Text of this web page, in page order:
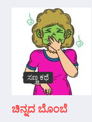
ಸಣ್ಣ ಕಥೆ
ಚಿನ್ನದ ಬೊಂಬೆ